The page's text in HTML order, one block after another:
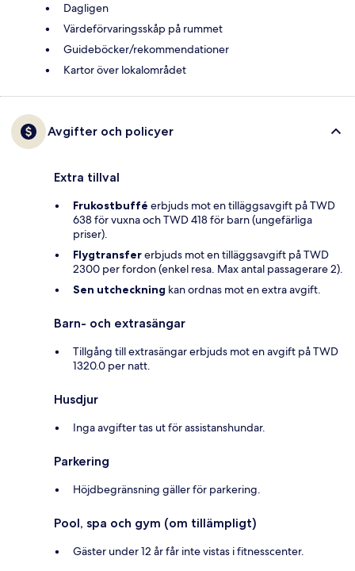
Dagligen
Värdeförvaringsskåp på rummet
Guideböcker/rekommendationer
Kartor över lokalområdet
Avgifter och policyer
Extra tillval
Frukostbuffé erbjuds mot en tilläggsavgift på TWD
638 för vuxna och TWD 418 för barn (ungefärliga
priser).
Flygtransfererbjuds mot en tilläggsavgift på TWD
2300 per fordon (enkel resa. Max antal passagerare 2).
Sen utcheckning kan ordnas mot en extra avgift.
Barn- och extrasängar
Tillgång till extrasängar erbjuds mot en avgift på TWD
1320.0 per natt.
Husdjur
Inga avgifter tas ut för assistanshundar.
Parkering
Höjdbegränsning gäller för parkering.
Pool, spa och gym (om tillämpligt)
Gäster under 12 år får inte vistas i fitnesscenter.